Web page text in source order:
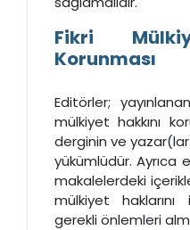
Fikri
Korunması
Editörler;
mülkiyet hakkını
derginin ve
yükümlüdür. Ayrıca
makalelerdeki
mülkiyet
gerekli önlemleri